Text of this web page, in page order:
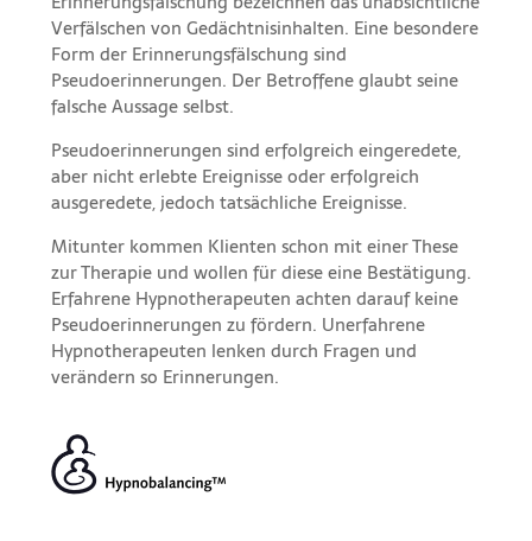
Verfälschen von Gedächtnisinhalten. Eine besondere
Form der Erinnerungsfälschung sind
Pseudoerinnerungen. Der Betroffene glaubt seine
falsche Aussage selbst.
Pseudoerinnerungen sind erfolgreich eingeredete,
aber nicht erlebte Ereignisse oder erfolgreich
ausgeredete, jedoch tatsächliche Ereignisse.
Mitunter kommen Klienten schon mit einer These
zur Therapie und wollen für diese eine Bestätigung.
Erfahrene Hypnotherapeuten achten darauf keine
Pseudoerinnerungen zu fördern. Unerfahrene
Hypnotherapeuten lenken durch Fragen und
verändern so Erinnerungen.